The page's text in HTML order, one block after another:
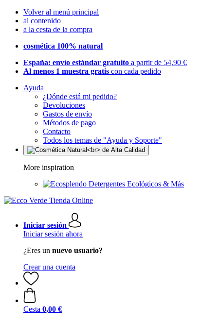
Volver al menú principal
al contenido
a la cesta de la compra
cosmética 100% natural
España: envío estándar gratuito a partir de 54,90 €
Al menos 1 muestra gratis con cada pedido
Ayuda
¿Dónde está mi pedido?
Devoluciones
Gastos de envío
Métodos de pago
Contacto
Todos los temas de "Ayuda y Soporte"
More inspiration
Detergentes Ecológicos & Más
Iniciar sesión
Iniciar sesión ahora
¿Eres un nuevo usuario?
Crear una cuenta
Cesta 0,00 €